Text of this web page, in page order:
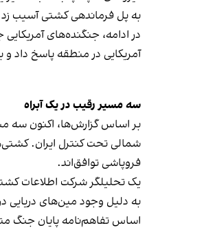
به پل فرماندهی کشتی آسیب زد
در ادامه، جنگنده‌های آمریکایی جمعه ۵ تیر انبارهای موشک و پهپاد و سایت‌های
آمریکایی در منطقه پاسخ داد و با استناد به بند ۵ تفاهم‌نامه اسلام‌آباد اعلام کرد ترتیبات
سه مسیر رقیب در یک آبراه
بر اساس گزارش‌ها، اکنون سه
شمالی تحت کنترل ایران.
فروپاشی توافق‌اند.
یک تحلیلگر شرکت اطلاعات
اساس تفاهم‌نامه پایان جنگ